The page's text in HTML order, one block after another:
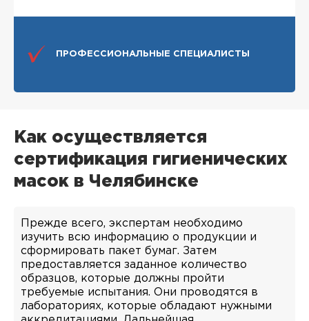
ПРОФЕССИОНАЛЬНЫЕ СПЕЦИАЛИСТЫ
Как осуществляется
сертификация гигиенических
масок в Челябинске
Прежде всего, экспертам необходимо
изучить всю информацию о продукции и
сформировать пакет бумаг. Затем
предоставляется заданное количество
образцов, которые должны пройти
требуемые испытания. Они проводятся в
лабораториях, которые обладают нужными